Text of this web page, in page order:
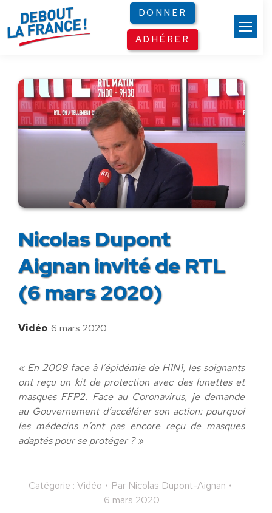
DONNER
ADHÉRER
Nicolas Dupont
Aignan invité de RTL
(6 mars 2020)
Vidéo 6 mars 2020
« En 2009 face à l’épidémie de H1N1, les soignants
ont reçu un kit de protection avec des lunettes et
masques FFP2. Face au Coronavirus, je demande
au Gouvernement d’accélérer son action: pourquoi
les médecins n’ont pas encore reçu de masques
adaptés pour se protéger ? »​
Catégorie : Vidéo Par Nicolas Dupont-Aignan
6 mars 2020
Panneau de gestion des cookies